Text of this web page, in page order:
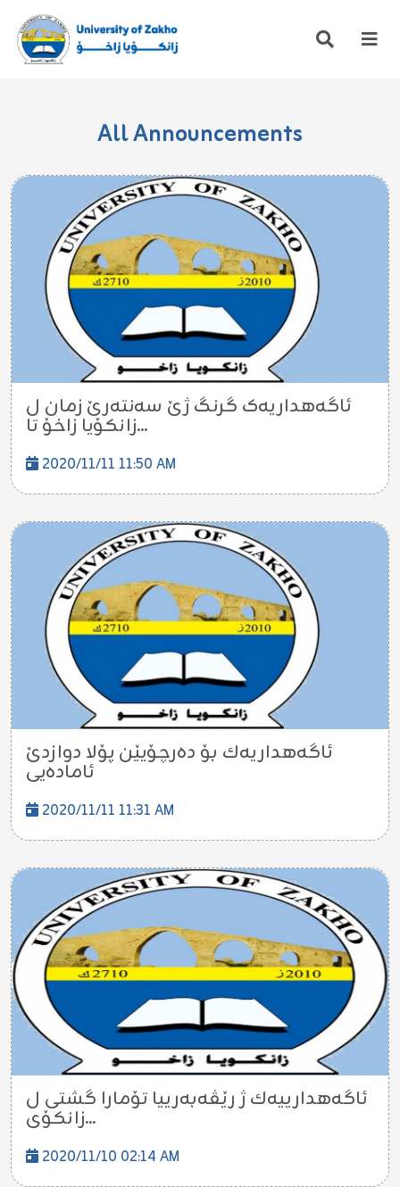
All Announcements
ئاگەهداریەک گرنگ ژێ سەنتەرێ زمان ل
زانکۆیا زاخۆ تا...
2020/11/11 11:50 AM
ئاگه‌هداریه‌ك بۆ ده‌رچۆیێن پۆلا دوازدێ
ئاماده‌یى
2020/11/11 11:31 AM
ئاگه‌هدارییه‌ك ژ رێڤه‌به‌رییا تۆمارا گشتى ل
زانكۆی...
2020/11/10 02:14 AM